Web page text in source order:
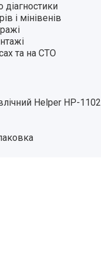
діагностики
і мінівенів
та на СТО
Helper HP-1102